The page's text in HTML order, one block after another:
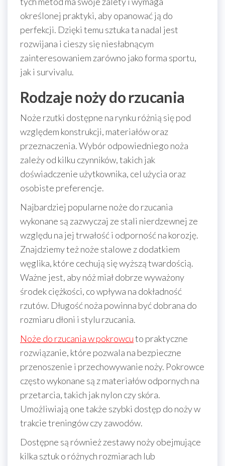
określonej praktyki, aby opanować ją do
perfekcji. Dzięki temu sztuka ta nadal jest
rozwijana i cieszy się niesłabnącym
zainteresowaniem zarówno jako forma sportu,
jak i survivalu.
Rodzaje noży do rzucania
Noże rzutki dostępne na rynku różnią się pod
względem konstrukcji, materiałów oraz
przeznaczenia. Wybór odpowiedniego noża
zależy od kilku czynników, takich jak
doświadczenie użytkownika, cel użycia oraz
osobiste preferencje.
Najbardziej popularne noże do rzucania
wykonane są zazwyczaj ze stali nierdzewnej ze
względu na jej trwałość i odporność na korozję.
Znajdziemy też noże stalowe z dodatkiem
węglika, które cechują się wyższą twardością.
Ważne jest, aby nóż miał dobrze wyważony
środek ciężkości, co wpływa na dokładność
rzutów. Długość noża powinna być dobrana do
rozmiaru dłoni i stylu rzucania.
Noże do rzucania w pokrowcuto praktyczne
rozwiązanie, które pozwala na bezpieczne
przenoszenie i przechowywanie noży. Pokrowce
często wykonane są z materiałów odpornych na
przetarcia, takich jak nylon czy skóra.
Umożliwiają one także szybki dostęp do noży w
trakcie treningów czy zawodów.
Dostępne są również zestawy noży obejmujące
kilka sztuk o różnych rozmiarach lub